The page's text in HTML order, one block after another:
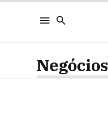
Negócios